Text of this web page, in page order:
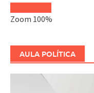
Zoom 100%
AULA POLÍTICA